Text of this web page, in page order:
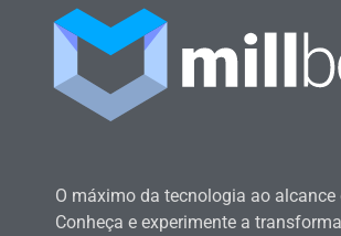
O máximo da tecnologia ao alcance
Conheça e experimente a